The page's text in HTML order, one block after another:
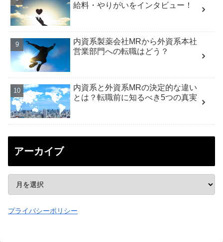
給料・やりがいをインタビュー！
内資系製薬会社MRから外資系本社
営業部門への転職はどう？
内資系と外資系MRの決定的な違い
とは？転職前に知るべき5つの真実
アーカイブ
プライバシーポリシー